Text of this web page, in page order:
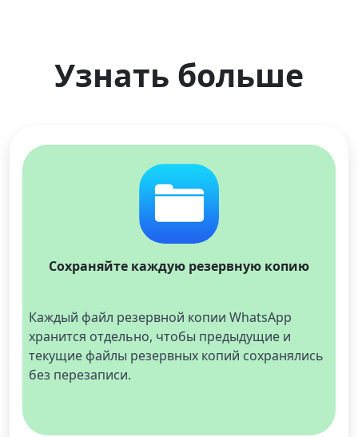
Узнать больше
Сохраняйте каждую резервную копию
Каждый файл резервной копии WhatsApp
хранится отдельно, чтобы предыдущие и
текущие файлы резервных копий сохранялись
без перезаписи.